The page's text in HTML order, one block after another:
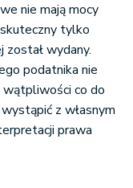
nie mają mocy
tylko
wydany.
podatnika nie
co do
z własnym
prawa